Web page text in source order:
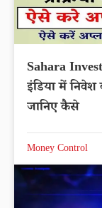
Sahara
इंडिया में
जानिए कैसे
Money Control